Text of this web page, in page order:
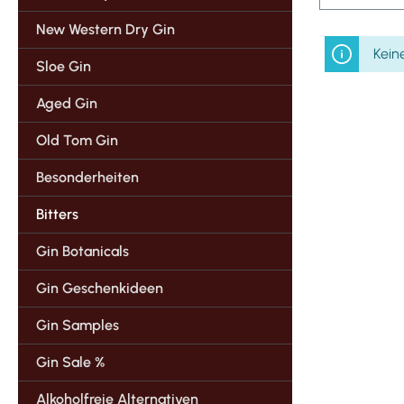
New Western Dry Gin
Sloe Gin
Aged Gin
Old Tom Gin
Besonderheiten
Bitters
Gin Botanicals
Gin Geschenkideen
Gin Samples
Gin Sale %
Alkoholfreie Alternativen